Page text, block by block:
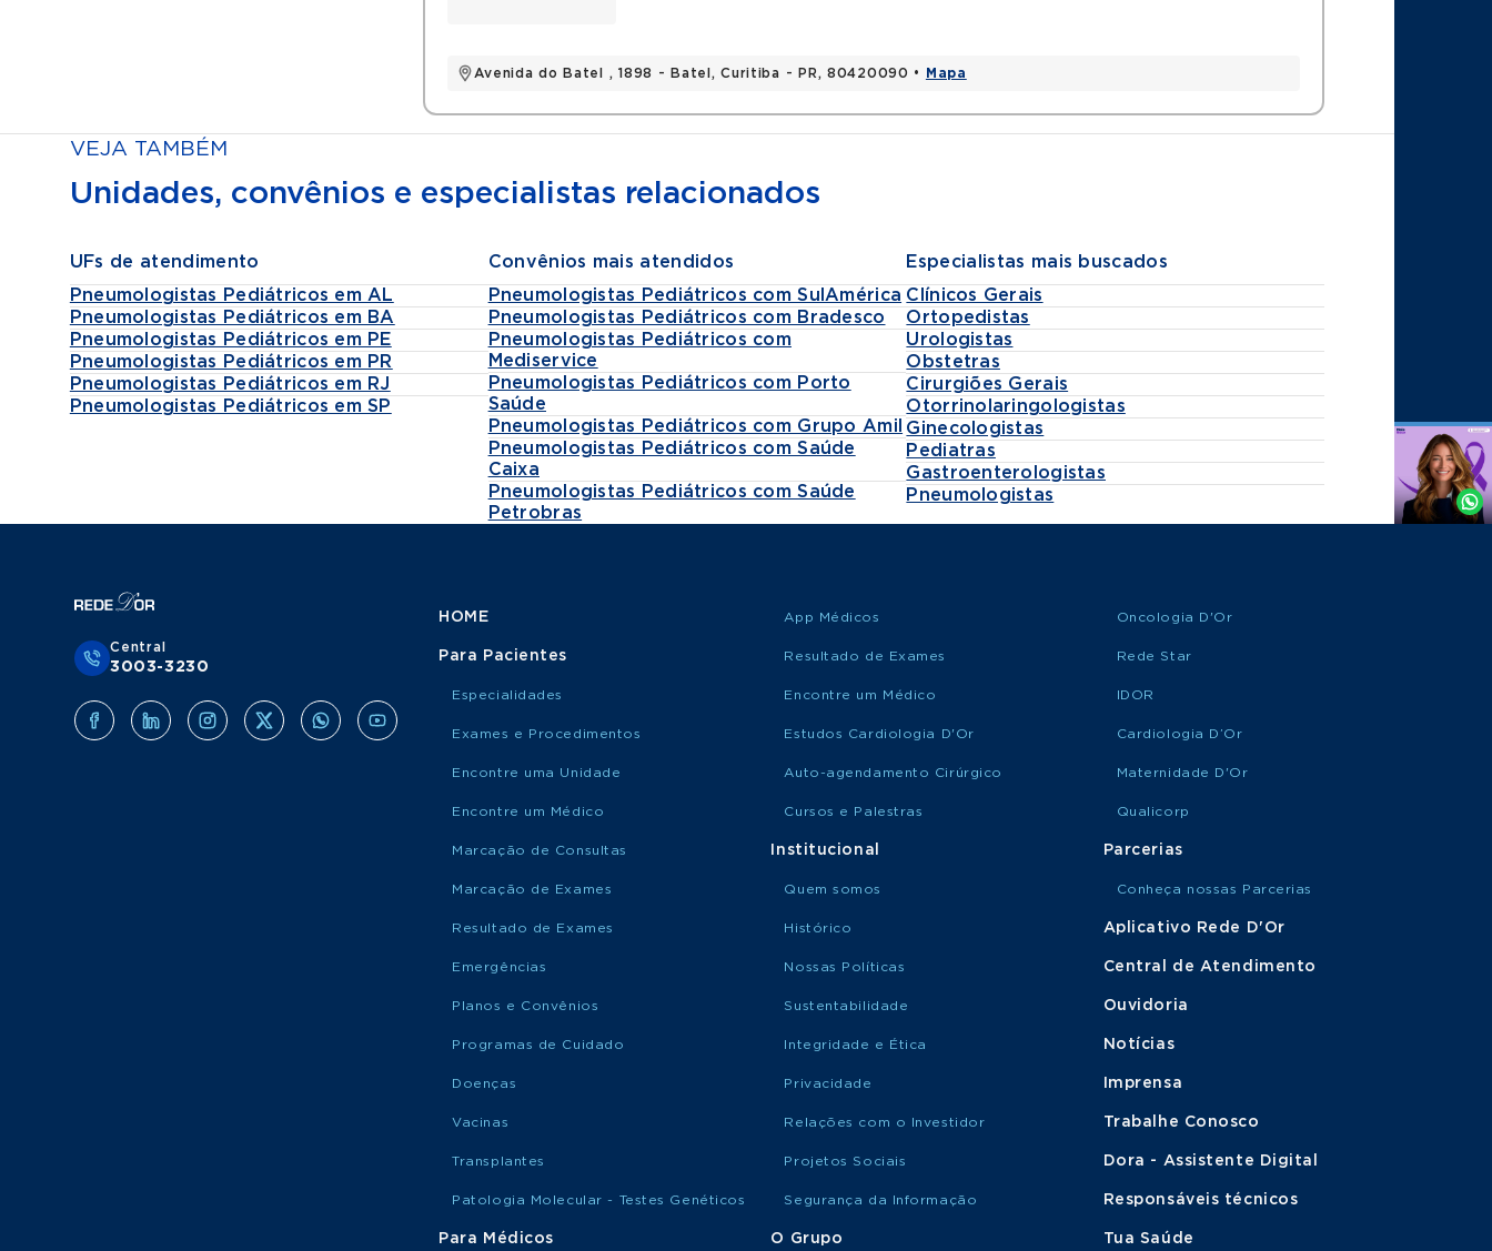
Avenida do Batel , 1898 - Batel, Curitiba - PR, 80420090 • Mapa
VEJA TAMBÉM
Unidades, convênios e especialistas relacionados
UFs de atendimento
Pneumologistas Pediátricos em AL
Pneumologistas Pediátricos em BA
Pneumologistas Pediátricos em PE
Pneumologistas Pediátricos em PR
Pneumologistas Pediátricos em RJ
Pneumologistas Pediátricos em SP
Convênios mais atendidos
Pneumologistas Pediátricos com SulAmérica
Pneumologistas Pediátricos com Bradesco
Pneumologistas Pediátricos com
Mediservice
Pneumologistas Pediátricos com Porto
Saúde
Pneumologistas Pediátricos com Grupo Amil
Pneumologistas Pediátricos com Saúde
Caixa
Pneumologistas Pediátricos com Saúde
Petrobras
Especialistas mais buscados
Clínicos Gerais
Ortopedistas
Urologistas
Obstetras
Cirurgiões Gerais
Otorrinolaringologistas
Ginecologistas
Pediatras
Gastroenterologistas
Pneumologistas
Agende
Whatsapp
Central
3003-3230
HOME
Para Pacientes
Especialidades
Exames e Procedimentos
Encontre uma Unidade
Encontre um Médico
Marcação de Consultas
Marcação de Exames
Resultado de Exames
Emergências
Planos e Convênios
Programas de Cuidado
Doenças
Vacinas
Transplantes
Patologia Molecular - Testes Genéticos
Para Médicos
App Médicos
Resultado de Exames
Encontre um Médico
Estudos Cardiologia D'Or
Auto-agendamento Cirúrgico
Cursos e Palestras
Institucional
Quem somos
Histórico
Nossas Políticas
Sustentabilidade
Integridade e Ética
Privacidade
Relações com o Investidor
Projetos Sociais
Segurança da Informação
O Grupo
Oncologia D'Or
Rede Star
IDOR
Cardiologia D’Or
Maternidade D'Or
Qualicorp
Parcerias
Conheça nossas Parcerias
Aplicativo Rede D'Or
Central de Atendimento
Ouvidoria
Notícias
Imprensa
Trabalhe Conosco
Dora - Assistente Digital
Responsáveis técnicos
Tua Saúde